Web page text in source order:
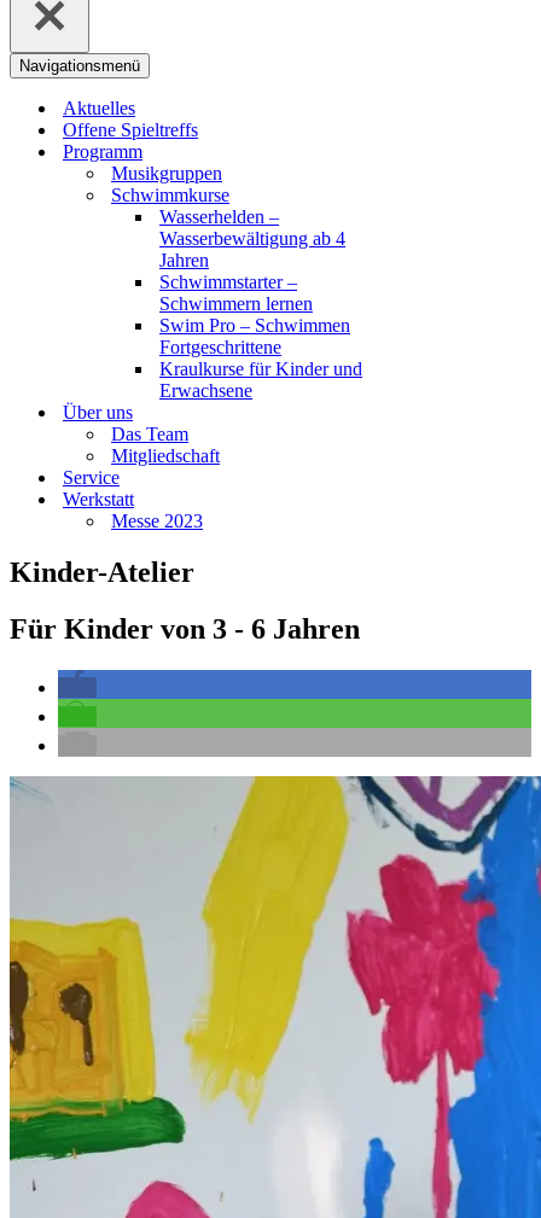
Navigationsmenü
Aktuelles
Offene Spieltreffs
Programm
Musikgruppen
Schwimmkurse
Wasserhelden –
Wasserbewältigung ab 4
Jahren
Schwimmstarter –
Schwimmern lernen
Swim Pro – Schwimmen
Fortgeschrittene
Kraulkurse für Kinder und
Erwachsene
Über uns
Das Team
Mitgliedschaft
Service
Werkstatt
Messe 2023
Kinder-Atelier
Für Kinder von 3 - 6 Jahren